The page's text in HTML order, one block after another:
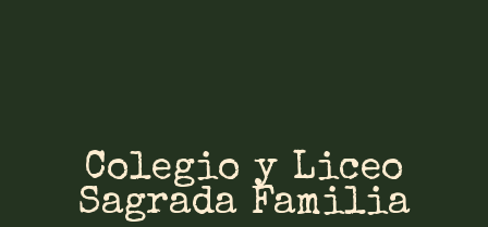
Colegio y Liceo
Sagrada Familia